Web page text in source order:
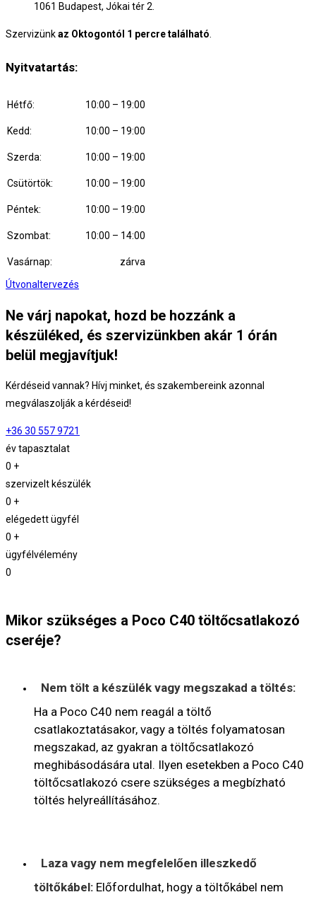
1061 Budapest, Jókai tér 2.
Szervizünkaz Oktogontól 1 percre található
Nyitvatartás:
Hétfő: 10:00 – 19:00
Kedd: 10:00 – 19:00
Szerda: 10:00 – 19:00
Csütörtök: 10:00 – 19:00
Péntek: 10:00 – 19:00
Szombat: 10:00 – 14:00
Vasárnap:
zárva
Útvonaltervezés
Ne várj napokat, hozd be hozzánk a
készüléked, és szervizünkben akár 1 órán
belül megjavítjuk!
Kérdéseid vannak? Hívj minket, és szakembereink azonnal
megválaszolják a kérdéseid!
+36 30 557 9721
év tapasztalat
0 +
szervizelt készülék
0 +
elégedett ügyfél
0 +
ügyfélvélemény
0
Mikor szükséges a Poco C40 töltőcsatlakozó
cseréje?
Nem tölt a készülék vagy megszakad a töltés:
Ha a Poco C40 nem reagál a töltő
csatlakoztatásakor, vagy a töltés folyamatosan
megszakad, az gyakran a töltőcsatlakozó
meghibásodására utal. Ilyen esetekben a Poco C40
töltőcsatlakozó csere szükséges a megbízható
töltés helyreállításához.
Laza vagy nem megfelelően illeszkedő
töltőkábel: Előfordulhat, hogy a töltőkábel nem